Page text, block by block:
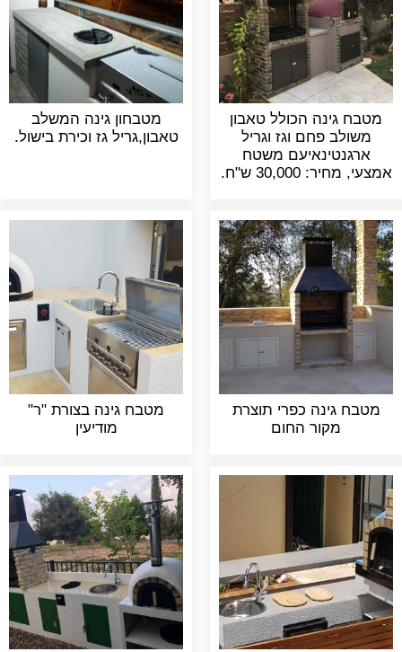
מטבח גינה הכולל טאבון
משולב פחם וגז וגריל
ארגנטינאיעם משטח
אמצעי, מחיר: 30,000 ש"ח.
מטבחון גינה המשלב
טאבון,גריל גז וכירת בישול.
מטבח גינה כפרי תוצרת
מקור החום
מטבח גינה בצורת "ר"
מודיעין